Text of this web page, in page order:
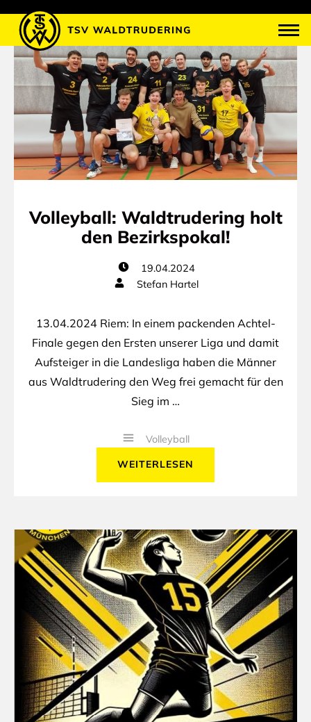
Volleyball: Waldtrudering holt
den Bezirkspokal!
19.04.2024
Stefan Hartel
13.04.2024 Riem: In einem packenden Achtel-
Finale gegen den Ersten unserer Liga und damit
Aufsteiger in die Landesliga haben die Männer
aus Waldtrudering den Weg frei gemacht für den
Sieg im …
Volleyball
WEITERLESEN